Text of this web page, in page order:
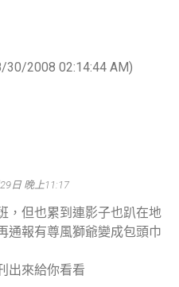
30/2008 02:14:44 AM)
日 晚上11:17
，但也累到連影子也趴在地
通報有尊風獅爺變成包頭巾
出來給你看看